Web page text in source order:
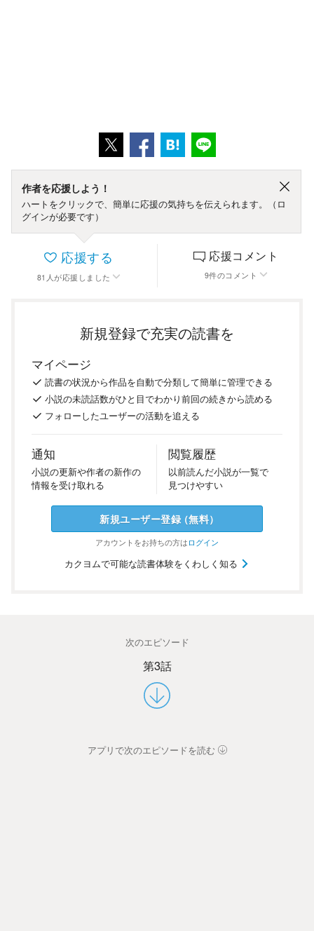
作者を応援しよう！
ハートをクリックで、簡単に応援の気持ちを伝えられます。（ロ
グインが必要です）
応援する
81 人 が応援しました
応援コメント
9件のコメント
新規登録で充実の読書を
マイページ
読書の状況から作品を自動で分類して簡単に管理できる
小説の未読話数がひと目でわかり前回の続きから読める
フォローしたユーザーの活動を追える
通知
小説の更新や作者の新作の
情報を受け取れる
閲覧履歴
以前読んだ小説が一覧で
見つけやすい
新規ユーザー登録（無料）
アカウントをお持ちの方はログイン
カクヨムで可能な読書体験をくわしく知る
次のエピソード
第3話
アプリで次のエピソードを読む